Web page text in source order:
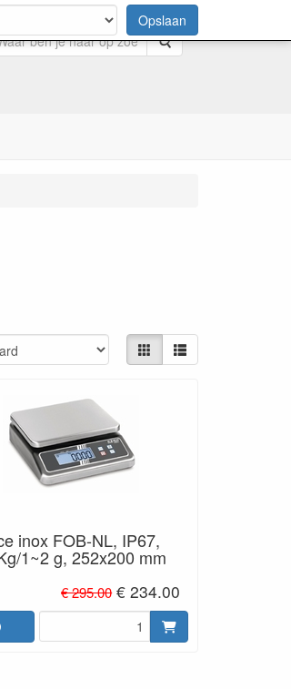
Zoeken
inox FOB-NL, IP67,
1~2 g, 252x200 mm
€ 295.00 € 234.00
Opslaan